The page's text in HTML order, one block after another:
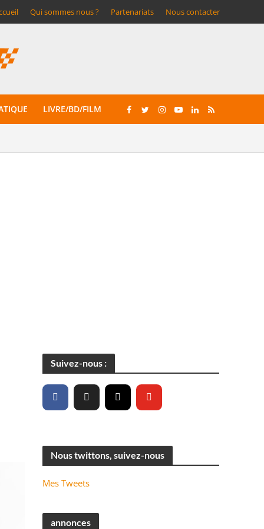
Qui sommes nous ? Partenariats Nous contacter
LIVRE/BD/FILM
Suivez-nous :
Nous twittons, suivez-nous
Mes Tweets
annonces